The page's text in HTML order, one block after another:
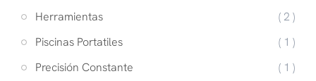
Herramientas
( 2 )
Piscinas Portatiles
( 1 )
Precisión Constante
( 1 )